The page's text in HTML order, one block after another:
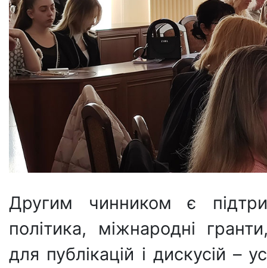
Другим чинником є
політика, міжнародні
для публікацій і дискусій